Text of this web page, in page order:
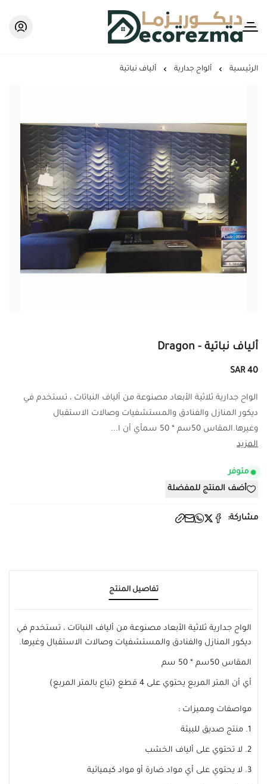
Decorezma
الرئيسية ألواح جدارية ألياف نباتية
ألياف نباتية - Dragon
40 SAR
الواح جدارية ثلاثية الأبعاد مصنوعة من ألياف النباتات ، تستخدم في
ديكور المنازل والفنادق والمستشفيات وصالات الاستقبال
وغيرها.المقاس 50سم * 50 سمأي أن ا...
المزيد
متوفر
أضف المنتج للمفضلة
مشاركة:
تفاصيل المنتج
الواح جدارية ثلاثية الأبعاد مصنوعة من ألياف النباتات ، تستخدم في
ديكور المنازل والفنادق والمستشفيات وصالات الاستقبال وغيرها.
المقاس 50سم * 50 سم
أي أن المتر المربع يحتوي على 4 قطع (تباع بالمتر المربع)
مواصفات ومميزات :
1. منتج صديق للبيئة
2. لا تحتوي على ألياف الخشب
3. لا يحتوي على أي مواد ضارة أو مواد كيميائية